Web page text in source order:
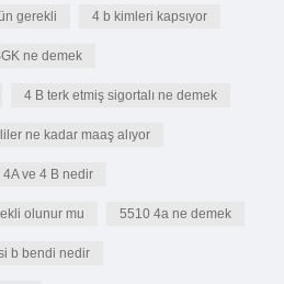
gerekli 4 b kimleri kapsıyor
ne demek
4 B terk etmiş sigortalı ne demek
ne kadar maaş alıyor
4A ve 4 B nedir
olunur mu 5510 4a ne demek
b bendi nedir